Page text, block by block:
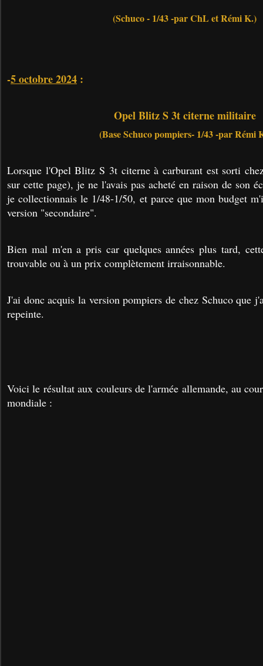
(Schuco - 1/43 -par ChL et Rémi K.)
-5 octobre 2024 :
Opel Blitz S 3t citerne militaire
(Base Schuco pompiers- 1/43 -par Rémi
Lorsque l'Opel Blitz S 3t citerne à carburant est sorti
sur cette page), je ne l'avais pas acheté en raison de son
je collectionnais le 1/48-1/50, et parce que mon budget
version "secondaire".
Bien mal m'en a pris car quelques années plus tard,
trouvable ou à un prix complètement irraisonnable.
J'ai donc acquis la version pompiers de chez Schuco que
repeinte.
Voici le résultat aux couleurs de l'armée allemande, au
mondiale :